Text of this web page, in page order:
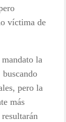
víctima de
la
pero la
más